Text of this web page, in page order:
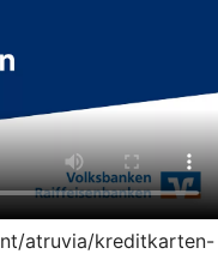
atruvia/kreditkarten-